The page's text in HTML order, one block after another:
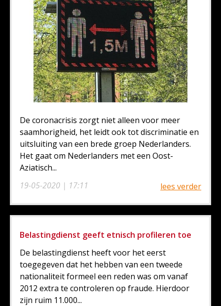
19-05-2020 | 17:11
De coronacrisis zorgt niet alleen voor meer
saamhorigheid, het leidt ook tot discriminatie en
uitsluiting van een brede groep Nederlanders.
Het gaat om Nederlanders met een Oost-
Aziatisch...
lees verder
Belastingdienst geeft etnisch profileren toe
De belastingdienst heeft voor het eerst
toegegeven dat het hebben van een tweede
nationaliteit formeel een reden was om vanaf
2012 extra te controleren op fraude. Hierdoor
zijn ruim 11.000...